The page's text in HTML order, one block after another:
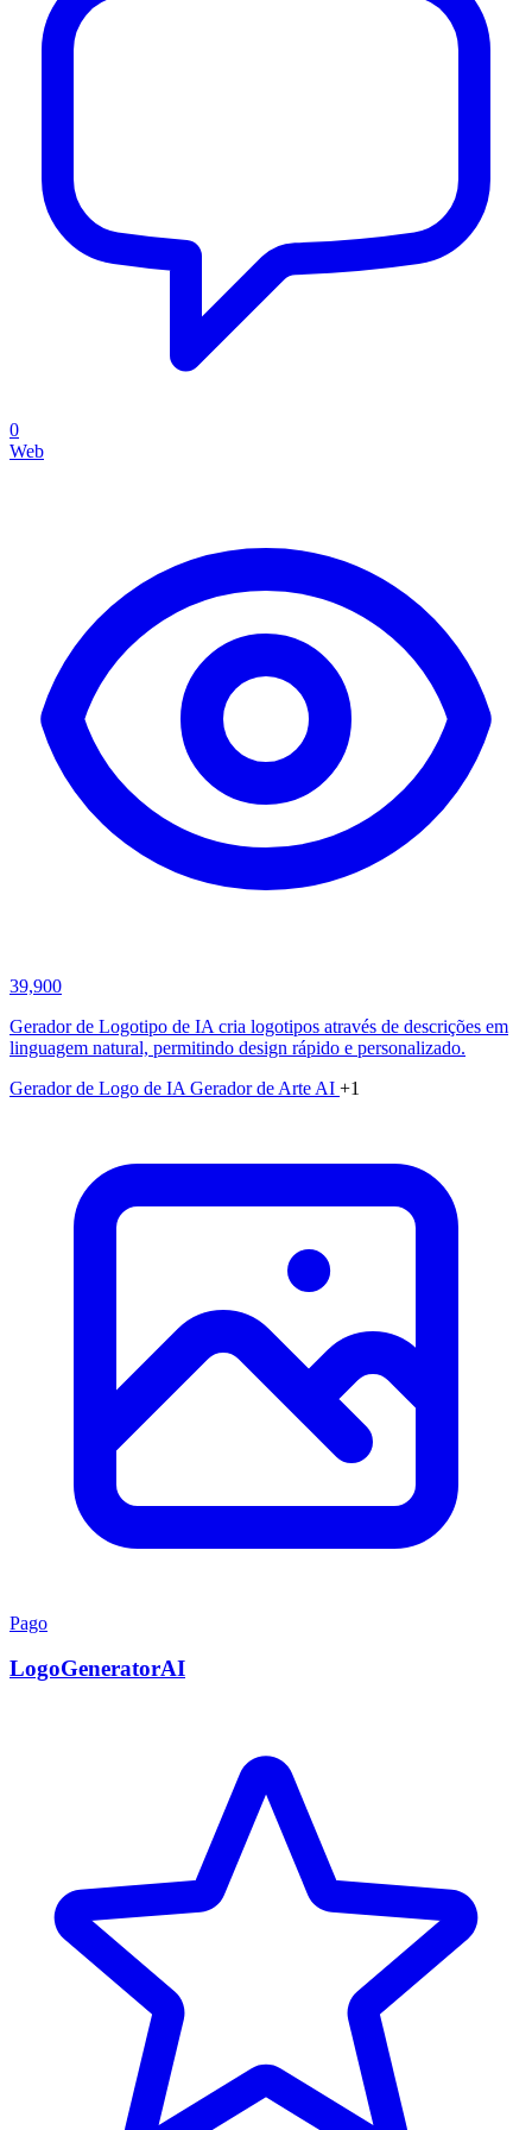
0
Web
39,900
Gerador de Logotipo de IA cria logotipos através de descrições em
linguagem natural, permitindo design rápido e personalizado.
Gerador de Logo de IA Gerador de Arte AI +1
Pago
LogoGeneratorAI